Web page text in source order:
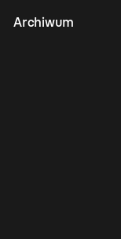
Archiwum